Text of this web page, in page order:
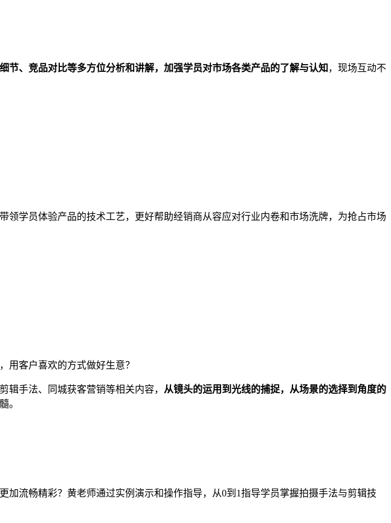
节、竞品对比等多方位分析和讲解，加强学员对市场各类产品的了解与认知 ，现场互动不
学员体验产品的技术工艺，更好帮助经销商从容应对行业内卷和市场洗牌，为抢占市场
客户喜欢的方式做好生意？
手法、同城获客营销等相关内容， 从镜头的运用到光线的捕捉，从场景的选择到角度的
。
流畅精彩？黄老师通过实例演示和操作指导，从0到1指导学员掌握拍摄手法与剪辑技